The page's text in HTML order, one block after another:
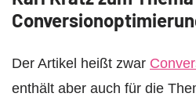
Der Artikel heißt zwar
enthält aber auch für die